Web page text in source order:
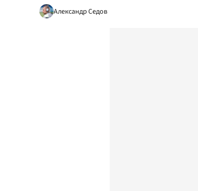
Александр Седов